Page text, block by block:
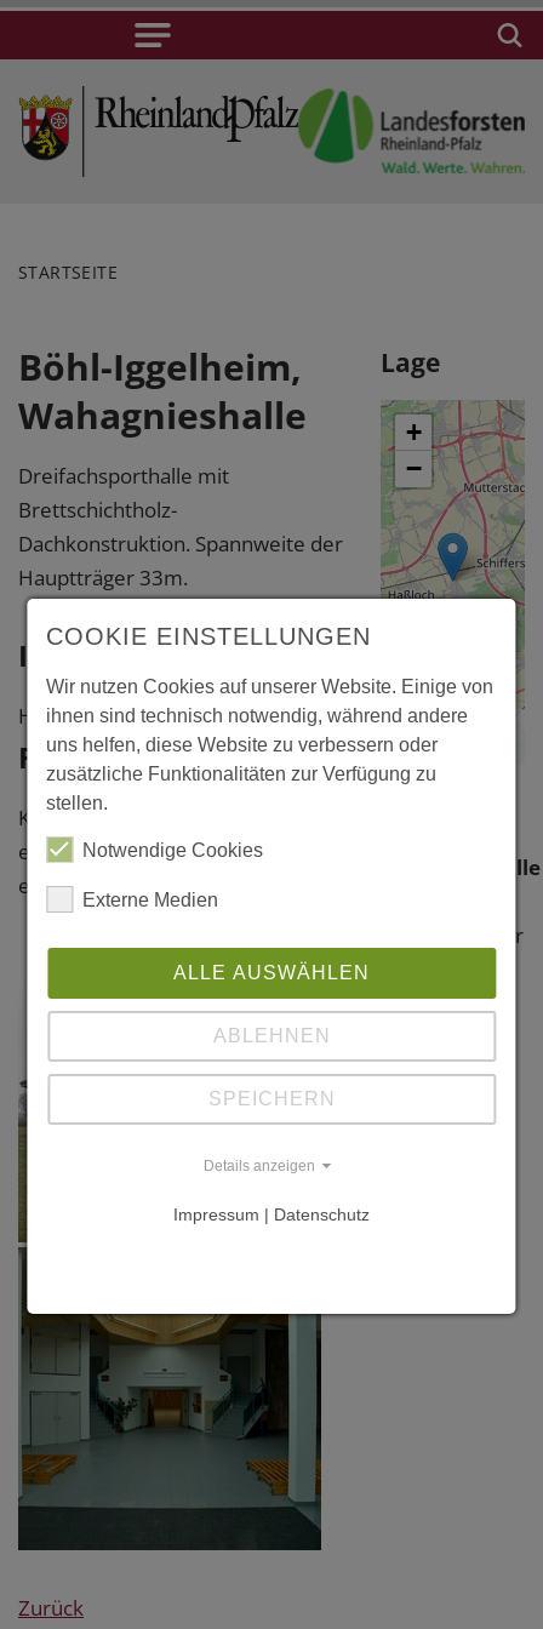
STARTSEITE
Böhl-Iggelheim,
Wahagnieshalle
Dreifachsporthalle mit
Brettschichtholz-
Dachkonstruktion. Spannweite der
Hauptträger 33m.
Information
Holzbau: Mohr Holzbau, Trier
Fotos
Klicken Sie bitte auf das Foto, um
eine vergrößerte Darstellung zu
erhalten.
Zurück
Lage
+
−
Leaflet|©
OpenStreetMap
contributors
Wahagnieshalle
Schwarzweiher
67459 Böhl-
Rhein-Pfalz-
COOKIE EINSTELLUNGEN
Wir nutzen Cookies auf unserer Website. Einige von
ihnen sind technisch notwendig, während andere
uns helfen, diese Website zu verbessern oder
zusätzliche Funktionalitäten zur Verfügung zu
stellen.
Notwendige Cookies
Externe Medien
ALLE AUSWÄHLEN
ABLEHNEN
SPEICHERN
Details anzeigen
Impressum | Datenschutz